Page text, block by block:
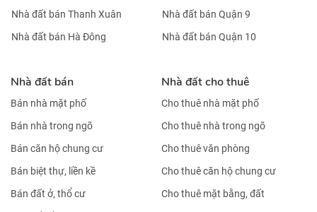
Nhà đất bán Thanh Xuân
Nhà đất bán Hà Đông
Nhà đất bán Quận 9
Nhà đất bán Quận 10
Nhà đất bán
Bán nhà mặt phố
Bán nhà trong ngõ
Bán căn hộ chung cư
Bán biệt thự, liền kề
Bán đất ở, thổ cư
Nhà đất cho thuê
Cho thuê nhà mặt phố
Cho thuê nhà trong ngõ
Cho thuê văn phòng
Cho thuê căn hộ chung cư
Cho thuê mặt bằng, đất